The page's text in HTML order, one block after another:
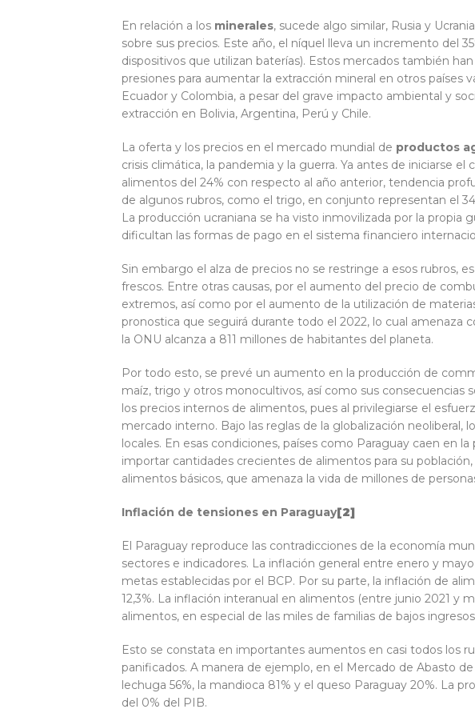
En relación a los minerales, sucede algo similar, Rusia y
sobre sus precios. Este año, el níquel lleva un incremento del
dispositivos que utilizan baterías). Estos mercados también
presiones para aumentar la extracción mineral en otros países
Ecuador y Colombia, a pesar del grave impacto ambiental y
extracción en Bolivia, Argentina, Perú y Chile.
La oferta y los precios en el mercado mundial de productos
crisis climática, la pandemia y la guerra. Ya antes de iniciarse
alimentos del 24% con respecto al año anterior, tendencia
de algunos rubros, como el trigo, en conjunto representan el
La producción ucraniana se ha visto inmovilizada por la propia
dificultan las formas de pago en el sistema financiero
Sin embargo el alza de precios no se restringe a esos rubros,
frescos. Entre otras causas, por el aumento del precio de
extremos, así como por el aumento de la utilización de
pronostica que seguirá durante todo el 2022, lo cual
la ONU alcanza a 811 millones de habitantes del planeta.
Por todo esto, se prevé un aumento en la producción de
maíz, trigo y otros monocultivos, así como sus consecuencias
los precios internos de alimentos, pues al privilegiarse el
mercado interno. Bajo las reglas de la globalización neoliberal,
locales. En esas condiciones, países como Paraguay caen en
importar cantidades crecientes de alimentos para su
alimentos básicos, que amenaza la vida de millones de
Inflación de tensiones en Paraguay[2]
El Paraguay reproduce las contradicciones de la economía
sectores e indicadores. La inflación general entre enero y
metas establecidas por el BCP. Por su parte, la inflación de
12,3%. La inflación interanual en alimentos (entre junio 2021 y
alimentos, en especial de las miles de familias de bajos
Esto se constata en importantes aumentos en casi todos los
panificados. A manera de ejemplo, en el Mercado de Abasto
lechuga 56%, la mandioca 81% y el queso Paraguay 20%. La
del 0% del PIB.